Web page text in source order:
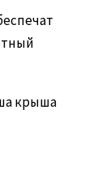
крыша